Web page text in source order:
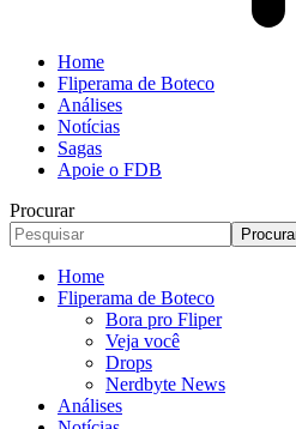
Home
Fliperama de Boteco
Análises
Notícias
Sagas
Apoie o FDB
Procurar
Home
Fliperama de Boteco
Bora pro Fliper
Veja você
Drops
Nerdbyte News
Análises